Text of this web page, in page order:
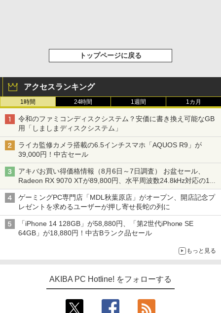
トップページに戻る
アクセスランキング
1時間 24時間 1週間 1カ月
令和のファミコンディスクシステム？安価に書き換え可能なGB
用「しましまディスクシステム」
ライカ監修カメラ搭載の6.5インチスマホ「AQUOS R9」が
39,000円！中古セール
アキバお買い得価格情報（8月6日～7日調査） お盆セール、
Radeon RX 9070 XTが89,800円、水平周波数24.8kHz対応の17
型モニターが9,801円、暑さ指数連動セール ほか
ゲーミングPC専門店「MDL秋葉原店」がオープン、開店記念プ
レゼントを求めるユーザーが押し寄せ長蛇の列に
「iPhone 14 128GB」が58,880円、「第2世代iPhone SE
64GB」が18,880円！中古Bランク品セール
もっと見る
AKIBA PC Hotline! をフォローする